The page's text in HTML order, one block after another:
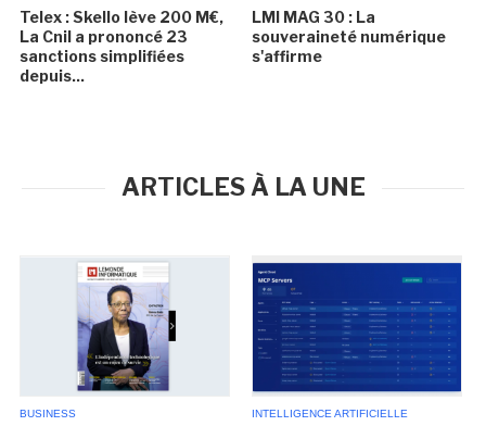
Telex : Skello lève 200 M€,
La Cnil a prononcé 23
sanctions simplifiées
depuis...
LMI MAG 30 : La
souveraineté numérique
s'affirme
ARTICLES À LA UNE
BUSINESS INTELLIGENCE ARTIFICIELLE